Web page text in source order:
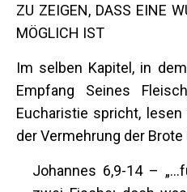
ZU ZEIGEN, DASS EINE
MÖGLICH IST
Im selben Kapitel, in
Empfang Seines
Eucharistie spricht,
der Vermehrung der
Johannes 6,9-14 –